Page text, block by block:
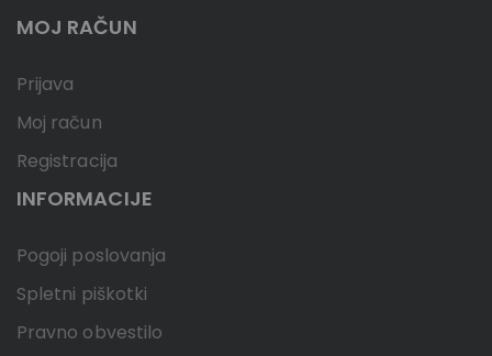
MOJ RAČUN
Prijava
Moj račun
Registracija
INFORMACIJE
Pogoji poslovanja
Spletni piškotki
Pravno obvestilo